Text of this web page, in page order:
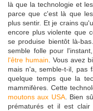
là que la technologie et
parce que c'est là que
plus sentir. Et je crains
encore plus violente que
se produise bientôt là-
semble folle pour
l'être humain . Vous avez
mais n'a, semble-t-il, pas
quelque temps que la
mammifères. Cette
moutons aux USA. Bien
prématurés et il est clair